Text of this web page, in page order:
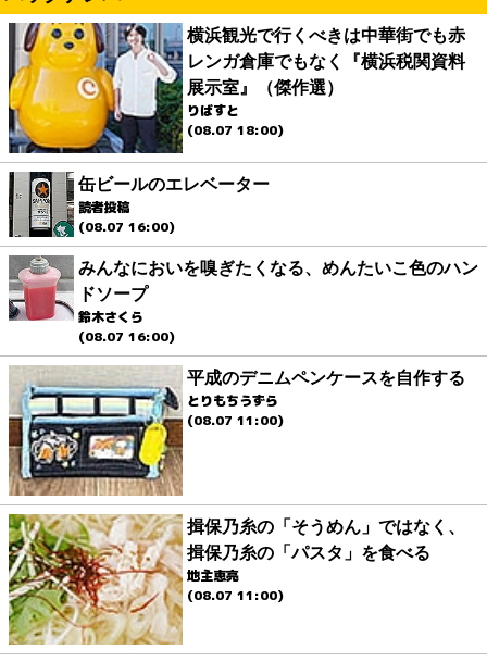
横浜観光で行くべきは中華街でも赤
レンガ倉庫でもなく『横浜税関資料
展示室』（傑作選）
りばすと
(08.07 18:00)
缶ビールのエレベーター
読者投稿
(08.07 16:00)
みんなにおいを嗅ぎたくなる、めんたいこ色のハン
ドソープ
鈴木さくら
(08.07 16:00)
平成のデニムペンケースを自作する
とりもちうずら
(08.07 11:00)
揖保乃糸の「そうめん」ではなく、
揖保乃糸の「パスタ」を食べる
地主恵亮
(08.07 11:00)